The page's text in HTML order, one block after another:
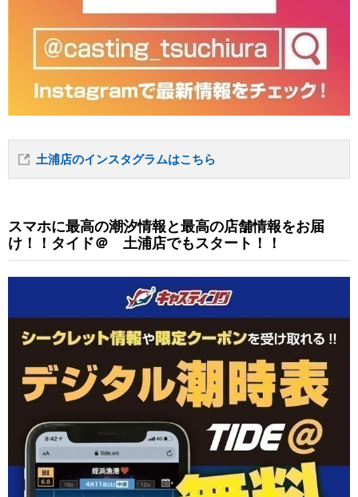
土浦店のインスタグラムはこちら
スマホに最高の潮汐情報と最高の店舗情報をお届
け！！タイド＠ 土浦店でもスタート！！